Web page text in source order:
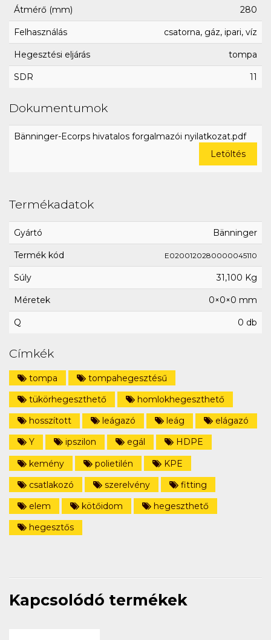
Átmérő (mm) 280
Felhasználás csatorna, gáz, ipari, víz
Hegesztési eljárás tompa
SDR 11
Dokumentumok
Bänninger-Ecorps hivatalos forgalmazói nyilatkozat.pdf
Letöltés
Termékadatok
Gyártó Bänninger
Termék kód E0200120280000045110
Súly 31,100 Kg
Méretek 0×0×0 mm
Q 0 db
Címkék
tompa
tompahegesztésű
tükörhegeszthető
homlokhegeszthető
hosszított
leágazó leág
elágazó
Y
ipszilon egál
HDPE
kemény
polietilén
KPE
csatlakozó
szerelvény
fitting
elem
kötőidom
hegeszthető
hegesztős
Kapcsolódó termékek